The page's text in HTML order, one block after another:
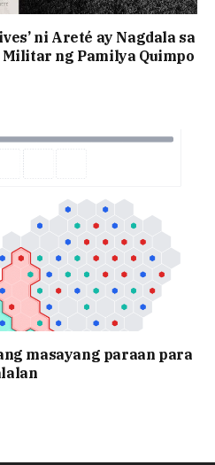
ni Areté ay Nagdala sa
ng Pamilya Quimpo
masayang paraan para